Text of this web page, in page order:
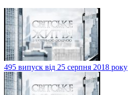
495 випуск від 25 серпня 2018 року